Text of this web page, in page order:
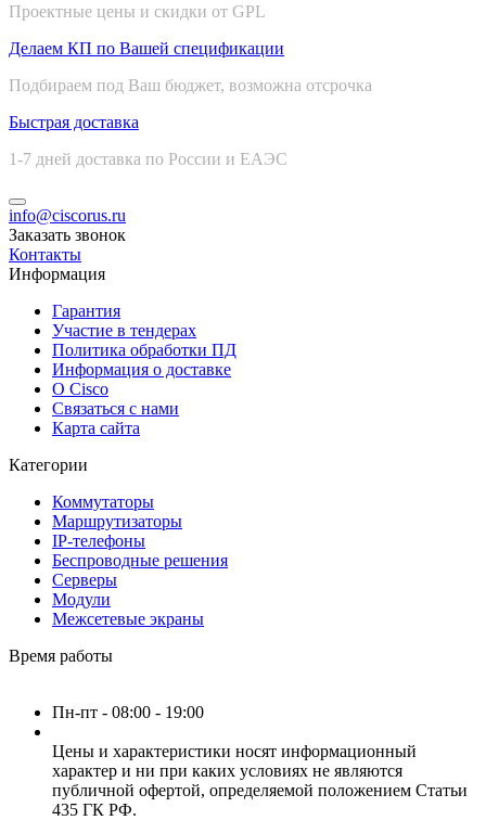
Проектные цены и скидки от GPL
Делаем КП по Вашей спецификации
Подбираем под Ваш бюджет, возможна отсрочка
Быстрая доставка
1-7 дней доставка по России и ЕАЭС
info@ciscorus.ru
Заказать звонок
Контакты
Информация
Гарантия
Участие в тендерах
Политика обработки ПД
Информация о доставке
О Cisco
Связаться с нами
Карта сайта
Категории
Коммутаторы
Маршрутизаторы
IP-телефоны
Беспроводные решения
Серверы
Модули
Межсетевые экраны
Время работы
Пн-пт - 08:00 - 19:00
Цены и характеристики носят информационный
характер и ни при каких условиях не являются
публичной офертой, определяемой положением Статьи
435 ГК РФ.